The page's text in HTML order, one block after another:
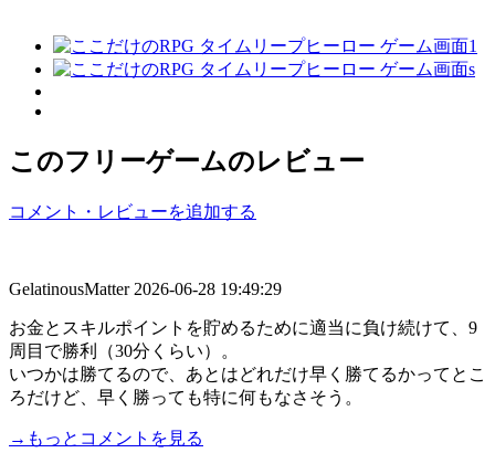
このフリーゲームのレビュー
コメント・レビューを追加する
GelatinousMatter 2026-06-28 19:49:29
お金とスキルポイントを貯めるために適当に負け続けて、9
周目で勝利（30分くらい）。
いつかは勝てるので、あとはどれだけ早く勝てるかってとこ
ろだけど、早く勝っても特に何もなさそう。
→もっとコメントを見る